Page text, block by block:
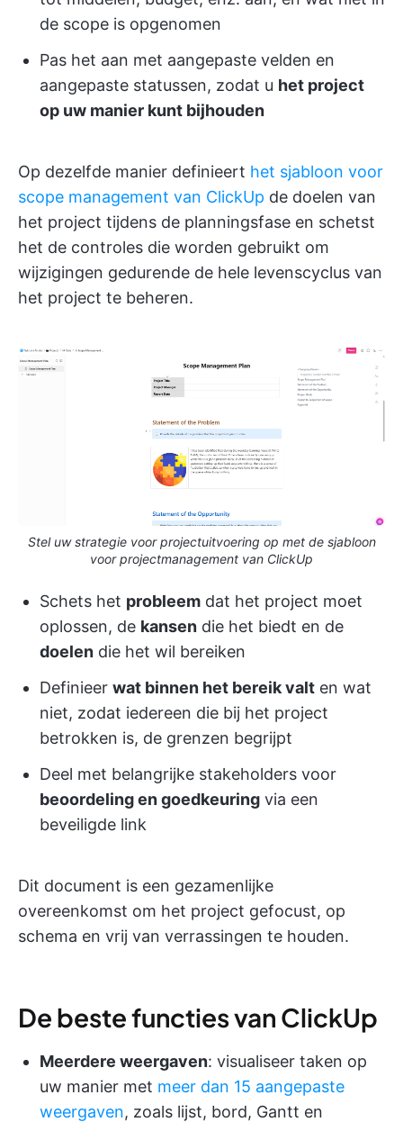
de scope is opgenomen
Pas het aan met aangepaste velden en
aangepaste statussen, zodat u het project
op uw manier kunt bijhouden
Op dezelfde manier definieert het sjabloon voor
scope management van ClickUp de doelen van
het project tijdens de planningsfase en schetst
het de controles die worden gebruikt om
wijzigingen gedurende de hele levenscyclus van
het project te beheren.
Stel uw strategie voor projectuitvoering op met de sjabloon
voor projectmanagement van ClickUp
Schets het probleem dat het project moet
oplossen, de kansen die het biedt en de
doelen die het wil bereiken
Definieer wat binnen het bereik valt en wat
niet, zodat iedereen die bij het project
betrokken is, de grenzen begrijpt
Deel met belangrijke stakeholders voor
beoordeling en goedkeuring via een
beveiligde link
Dit document is een gezamenlijke
overeenkomst om het project gefocust, op
schema en vrij van verrassingen te houden.
De beste functies van ClickUp
Meerdere weergaven: visualiseer taken op
uw manier met meer dan 15 aangepaste
weergaven, zoals lijst, bord, Gantt en